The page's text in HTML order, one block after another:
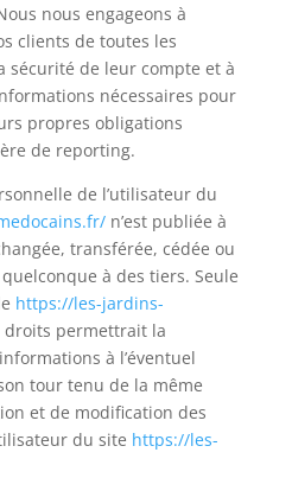
nous engageons à
clients de toutes les
sécurité de leur compte et à
nécessaires pour
propres obligations
de reporting.
de l’utilisateur du
n’est publiée à
transférée, cédée ou
à des tiers. Seule
https://les-jardins-
permettrait la
à l’éventuel
tour tenu de la même
et de modification des
du site https://les-